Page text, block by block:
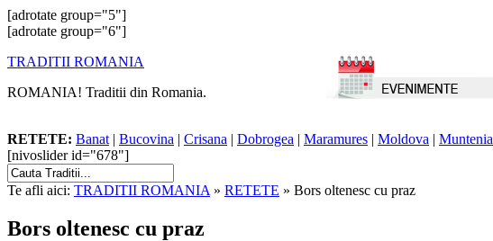
[adrotate group="5"]
[adrotate group="6"]
TRADITII ROMANIA
ROMANIA! Traditii din Romania.
RETETE: Banat | Bucovina | Crisana | Dobrogea | Maramures | Moldova | Muntenia
[nivoslider id="678"]
Te afli aici: TRADITII ROMANIA » RETETE » Bors oltenesc cu praz
Bors oltenesc cu praz